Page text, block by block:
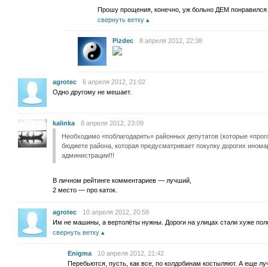
Прошу прощения, конечно, уж больно ДЕМ
свернуть ветку
Pizdec 8 апреля 2012, 22:38
agrotec
6 апреля 2012, 21:02
Одно другому не мешает.
kalinka
8 апреля 2012, 23:09
Необходимо «поблагодарить» районных депутатов (которые
бюджете района, которая предусматривает покупку дорогих
администрации!!!
В личном рейтинге комментариев — лучший,
2 место — про каток.
agrotec
10 апреля 2012, 20:58
Им не машины, а вертолёты нужны. Дороги на улицах стали хуже
свернуть ветку
Enigma
10 апреля 2012, 21:42
Перебьются, пусть, как все, по колдобинам костыляют. А еще